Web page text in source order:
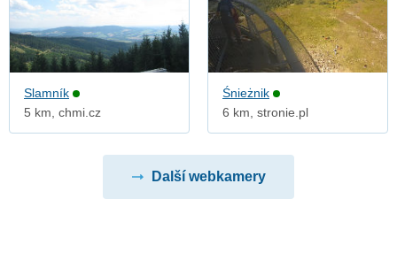
Slamník
5 km, chmi.cz
Śnieżnik
6 km, stronie.pl
Další webkamery